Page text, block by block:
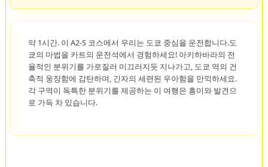
약 1시간. 이 A2-S 코스에서 우리는 도쿄 중심을 운전합니다.도
쿄의 마법을 카트의 운전석에서 경험하세요! 아키하바라의 전
율적인 분위기를 가로질러 미끄러지듯 지나가고, 도쿄 역의 건
축적 웅장함에 감탄하며, 긴자의 세련된 우아함을 만끽하세요.
각 구역이 독특한 분위기를 제공하는 이 여행은 흥미와 발견으
로 가득 차 있습니다.